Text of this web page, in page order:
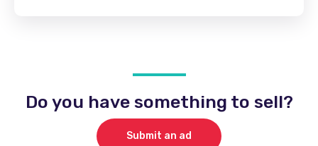
Do you have something to sell?
Submit an ad